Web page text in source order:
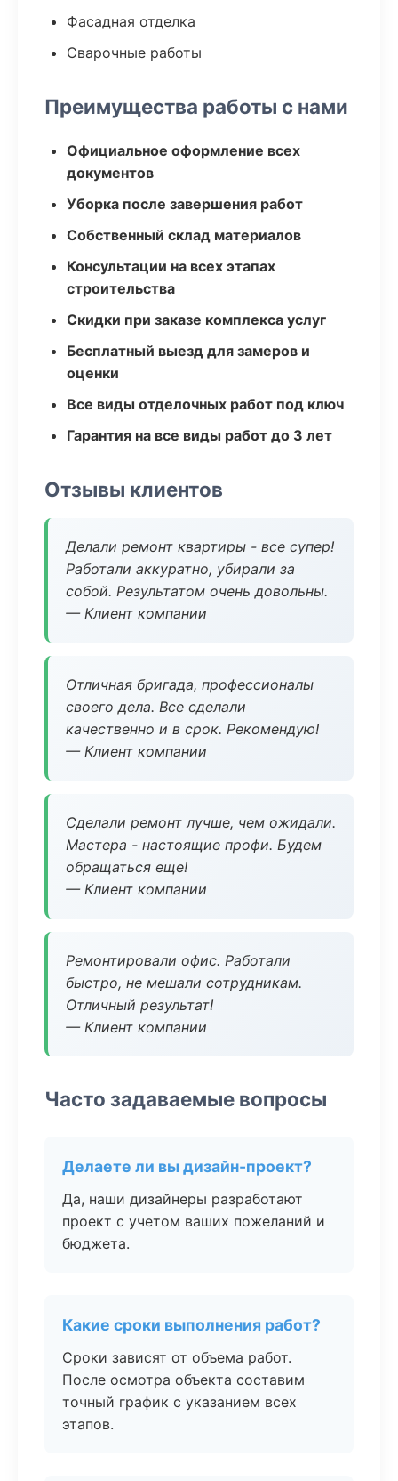
Фасадная отделка
Сварочные работы
Преимущества работы с нами
Официальное оформление всех
документов
Уборка после завершения работ
Собственный склад материалов
Консультации на всех этапах
строительства
Скидки при заказе комплекса услуг
Бесплатный выезд для замеров и
оценки
Все виды отделочных работ под ключ
Гарантия на все виды работ до 3 лет
Отзывы клиентов
Делали ремонт квартиры - все супер!
Работали аккуратно, убирали за
собой. Результатом очень довольны.
— Клиент компании
Отличная бригада, профессионалы
своего дела. Все сделали
качественно и в срок. Рекомендую!
— Клиент компании
Сделали ремонт лучше, чем ожидали.
Мастера - настоящие профи. Будем
обращаться еще!
— Клиент компании
Ремонтировали офис. Работали
быстро, не мешали сотрудникам.
Отличный результат!
— Клиент компании
Часто задаваемые вопросы
Делаете ли вы дизайн-проект?
Да, наши дизайнеры разработают
проект с учетом ваших пожеланий и
бюджета.
Какие сроки выполнения работ?
Сроки зависят от объема работ.
После осмотра объекта составим
точный график с указанием всех
этапов.